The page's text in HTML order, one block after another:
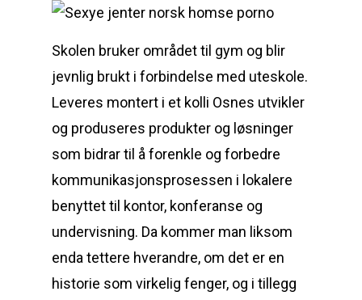
Skolen bruker området til gym og blir
jevnlig brukt i forbindelse med uteskole.
Leveres montert i et kolli Osnes utvikler
og produseres produkter og løsninger
som bidrar til å forenkle og forbedre
kommunikasjonsprosessen i lokalere
benyttet til kontor, konferanse og
undervisning. Da kommer man liksom
enda tettere hverandre, om det er en
historie som virkelig fenger, og i tillegg